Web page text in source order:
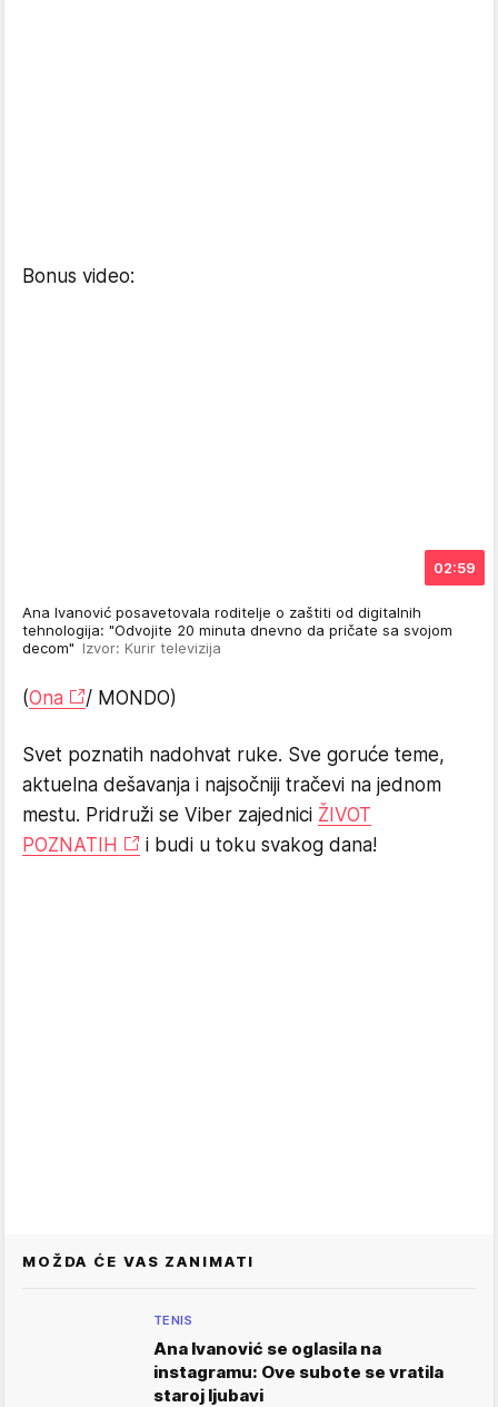
Bonus video:
02:59
Ana Ivanović posavetovala roditelje o zaštiti od digitalnih
tehnologija: "Odvojite 20 minuta dnevno da pričate sa svojom
decom" Izvor: Kurir televizija
(Ona / MONDO)
Svet poznatih nadohvat ruke. Sve goruće teme,
aktuelna dešavanja i najsočniji tračevi na jednom
mestu. Pridruži se Viber zajednici ŽIVOT
POZNATIH
i budi u toku svakog dana!
MOŽDA ĆE VAS ZANIMATI
TENIS
Ana Ivanović se oglasila na
instagramu: Ove subote se vratila
staroj ljubavi